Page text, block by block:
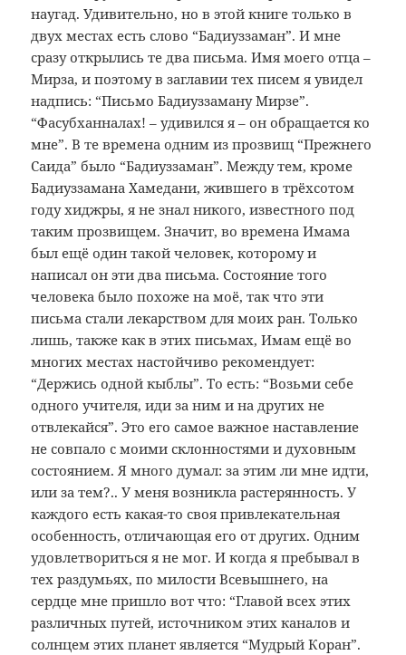
наугад. Удивительно, но в этой книге только в
двух местах есть слово “Бадиуззаман”. И мне
сразу открылись те два письма. Имя моего отца –
Мирза, и поэтому в заглавии тех писем я увидел
надпись: “Письмо Бадиуззаману Мирзе”.
“Фасубханналах! – удивился я – он обращается ко
мне”. В те времена одним из прозвищ “Прежнего
Саида” было “Бадиуззаман”. Между тем, кроме
Бадиуззамана Хамедани, жившего в трёхсотом
году хиджры, я не знал никого, известного под
таким прозвищем. Значит, во времена Имама
был ещё один такой человек, которому и
написал он эти два письма. Состояние того
человека было похоже на моё, так что эти
письма стали лекарством для моих ран. Только
лишь, также как в этих письмах, Имам ещё во
многих местах настойчиво рекомендует:
“Держись одной кыблы”. То есть: “Возьми себе
одного учителя, иди за ним и на других не
отвлекайся”. Это его самое важное наставление
не совпало с моими склонностями и духовным
состоянием. Я много думал: за этим ли мне идти,
или за тем?.. У меня возникла растерянность. У
каждого есть какая-то своя привлекательная
особенность, отличающая его от других. Одним
удовлетвориться я не мог. И когда я пребывал в
тех раздумьях, по милости Всевышнего, на
сердце мне пришло вот что: “Главой всех этих
различных путей, источником этих каналов и
солнцем этих планет является “Мудрый Коран”.